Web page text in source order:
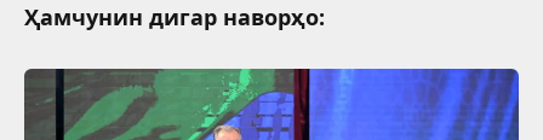
Ҳамчунин дигар наворҳо: